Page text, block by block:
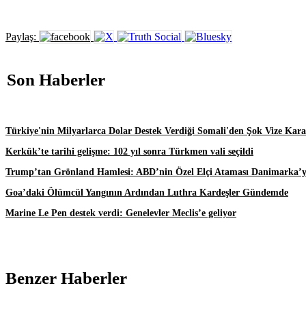
Paylaş:
Son Haberler
Türkiye'nin Milyarlarca Dolar Destek Verdiği Somali'den Şok Vize
Kerkük’te tarihi gelişme: 102 yıl sonra Türkmen vali seçildi
Trump’tan Grönland Hamlesi: ABD’nin Özel Elçi Ataması
Goa’daki Ölümcül Yangının Ardından Luthra Kardeşler Gündemde
Marine Le Pen destek verdi: Genelevler Meclis’e geliyor
Benzer Haberler